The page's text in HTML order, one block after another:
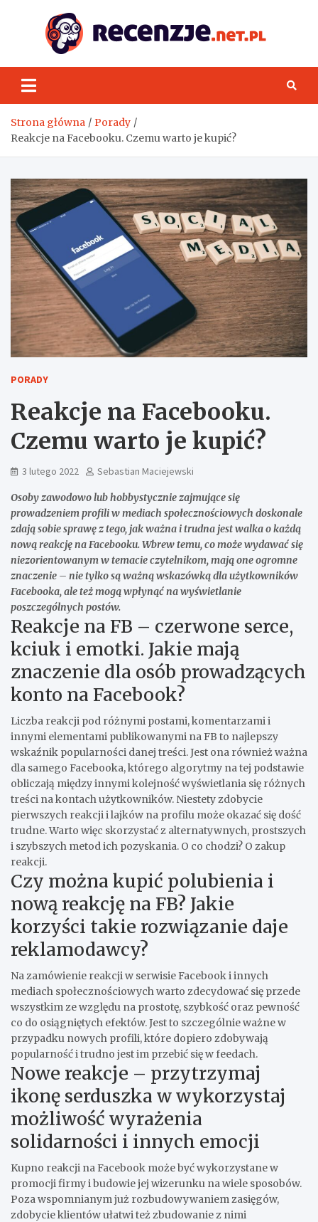
Strona główna
Porady
Reakcje na Facebooku. Czemu warto je kupić?
PORADY
Reakcje na Facebooku.
Czemu warto je kupić?
3 lutego 2022 Sebastian Maciejewski
Osoby zawodowo lub hobbystycznie zajmujące się
prowadzeniem profili w mediach społecznościowych doskonale
zdają sobie sprawę z tego, jak ważna i trudna jest walka o każdą
nową reakcję na Facebooku. Wbrew temu, co może wydawać się
niezorientowanym w temacie czytelnikom, mają one ogromne
znaczenie – nie tylko są ważną wskazówką dla użytkowników
Facebooka, ale też mogą wpłynąć na wyświetlanie
poszczególnych postów.
Reakcje na FB – czerwone serce,
kciuk i emotki. Jakie mają
znaczenie dla osób prowadzących
konto na Facebook?
Liczba reakcji pod różnymi postami, komentarzami i
innymi elementami publikowanymi na FB to najlepszy
wskaźnik popularności danej treści. Jest ona również ważna
dla samego Facebooka, którego algorytmy na tej podstawie
obliczają między innymi kolejność wyświetlania się różnych
treści na kontach użytkowników. Niestety zdobycie
pierwszych reakcji i lajków na profilu może okazać się dość
trudne. Warto więc skorzystać z alternatywnych, prostszych
i szybszych metod ich pozyskania. O co chodzi? O zakup
reakcji.
Czy można kupić polubienia i
nową reakcję na FB? Jakie
korzyści takie rozwiązanie daje
reklamodawcy?
Na zamówienie reakcji w serwisieFacebook i innych
mediach społecznościowych warto zdecydować się przede
wszystkim ze względu na prostotę, szybkość oraz pewność
co do osiągniętych efektów. Jest to szczególnie ważne w
przypadku nowych profili, które dopiero zdobywają
popularność i trudno jest im przebić się w feedach.
Nowe reakcje – przytrzymaj
ikonę serduszka w wykorzystaj
możliwość wyrażenia
solidarności i innych emocji
Kupno reakcji naFacebook może być wykorzystane w
promocji firmy i budowie jej wizerunku na wiele sposobów.
Poza wspomnianym już rozbudowywaniem zasięgów,
zdobycieklientów ułatwi też zbudowanie z nimi